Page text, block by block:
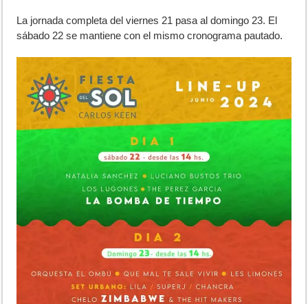
La jornada completa del viernes 21 pasa al domingo 23. El
sábado 22 se mantiene con el mismo cronograma pautado.